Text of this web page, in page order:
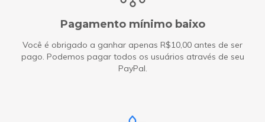
Pagamento mínimo baixo
Você é obrigado a ganhar apenas R$10,00 antes de ser
pago. Podemos pagar todos os usuários através de seu
PayPal.